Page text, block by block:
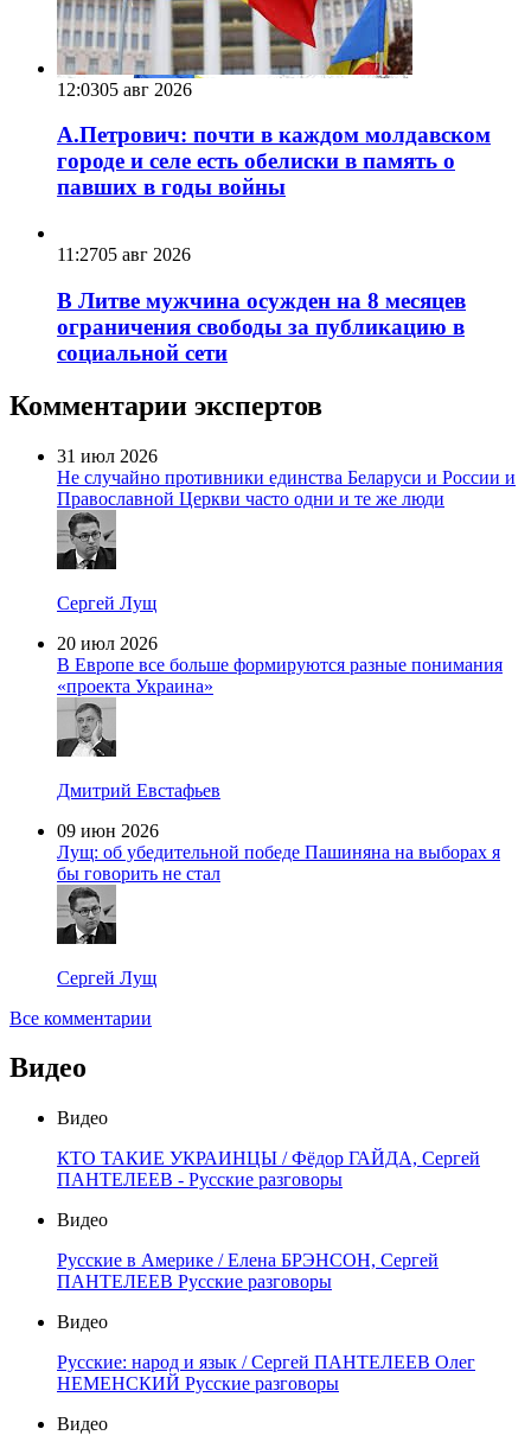
12:0305 авг 2026
А.Петрович: почти в каждом молдавском
городе и селе есть обелиски в память о
павших в годы войны
11:2705 авг 2026
В Литве мужчина осужден на 8 месяцев
ограничения свободы за публикацию в
социальной сети
Комментарии экспертов
31 июл 2026
Не случайно противники единства Беларуси и России и
Православной Церкви часто одни и те же люди
Сергей Лущ
20 июл 2026
В Европе все больше формируются разные понимания
«проекта Украина»
Дмитрий Евстафьев
09 июн 2026
Лущ: об убедительной победе Пашиняна на выборах я
бы говорить не стал
Сергей Лущ
Все комментарии
Видео
Видео
КТО ТАКИЕ УКРАИНЦЫ / Фёдор ГАЙДА, Сергей
ПАНТЕЛЕЕВ - Русские разговоры
Видео
Русские в Америке / Елена БРЭНСОН, Сергей
ПАНТЕЛЕЕВ Русские разговоры
Видео
Русские: народ и язык / Сергей ПАНТЕЛЕЕВ Олег
НЕМЕНСКИЙ Русские разговоры
Видео